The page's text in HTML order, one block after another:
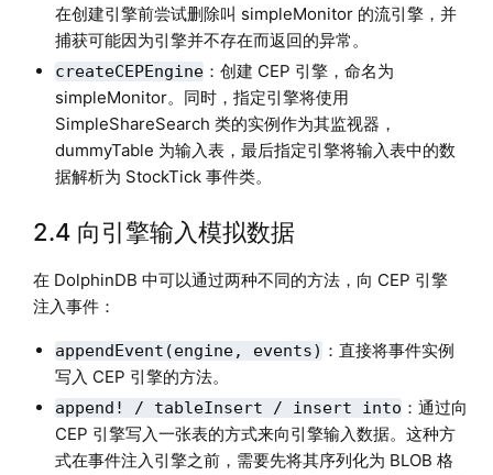
在创建引擎前尝试删除叫 simpleMonitor 的流引擎，并
捕获可能因为引擎并不存在而返回的异常。
createCEPEngine：创建 CEP 引擎，命名为
simpleMonitor。同时，指定引擎将使用
SimpleShareSearch 类的实例作为其监视器，
dummyTable 为输入表，最后指定引擎将输入表中的数
据解析为 StockTick 事件类。
2.4 向引擎输入模拟数据
在 DolphinDB 中可以通过两种不同的方法，向 CEP 引擎
注入事件：
appendEvent(engine, events) ：直接将事件实例
写入 CEP 引擎的方法。
append! / tableInsert / insert into ：通过向
CEP 引擎写入一张表的方式来向引擎输入数据。这种方
式在事件注入引擎之前，需要先将其序列化为 BLOB 格